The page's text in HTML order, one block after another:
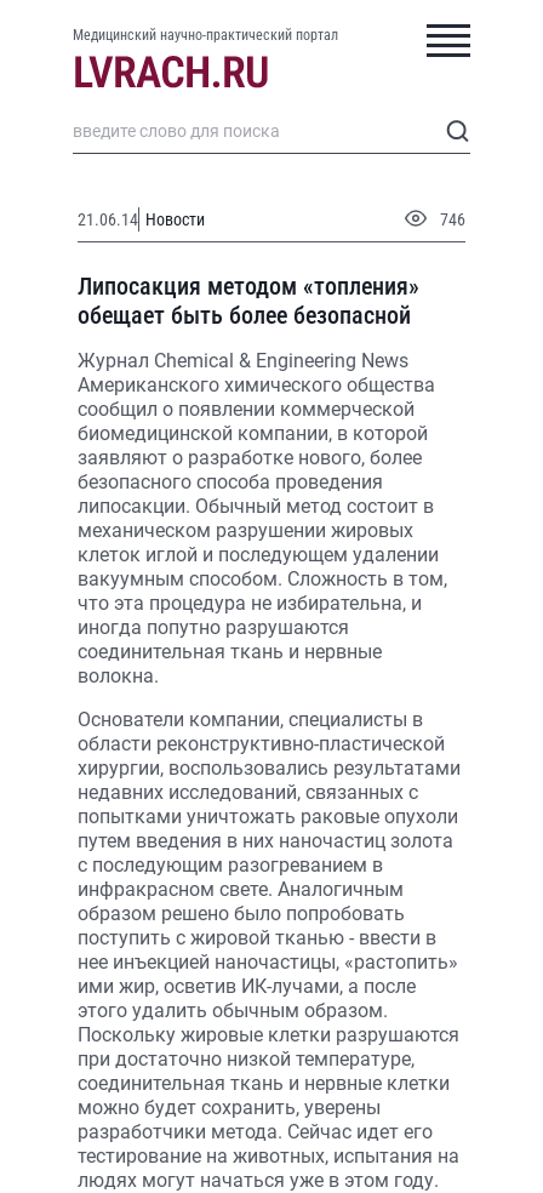
Медицинский научно-практический портал
21.06.14 Новости 746
Липосакция методом «топления»
обещает быть более безопасной
Журнал Chemical & Engineering News
Американского химического общества
сообщил о появлении коммерческой
биомедицинской компании, в которой
заявляют о разработке нового, более
безопасного способа проведения
липосакции. Обычный метод состоит в
механическом разрушении жировых
клеток иглой и последующем удалении
вакуумным способом. Сложность в том,
что эта процедура не избирательна, и
иногда попутно разрушаются
соединительная ткань и нервные
волокна.
Основатели компании, специалисты в
области реконструктивно-пластической
хирургии, воспользовались результатами
недавних исследований, связанных с
попытками уничтожать раковые опухоли
путем введения в них наночастиц золота
с последующим разогреванием в
инфракрасном свете. Аналогичным
образом решено было попробовать
поступить с жировой тканью - ввести в
нее инъекцией наночастицы, «растопить»
ими жир, осветив ИК-лучами, а после
этого удалить обычным образом.
Поскольку жировые клетки разрушаются
при достаточно низкой температуре,
соединительная ткань и нервные клетки
можно будет сохранить, уверены
разработчики метода. Сейчас идет его
тестирование на животных, испытания на
людях могут начаться уже в этом году.